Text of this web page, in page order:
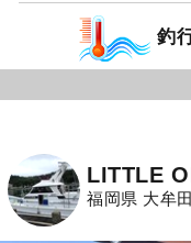
釣
LITTLE
福岡県 大牟